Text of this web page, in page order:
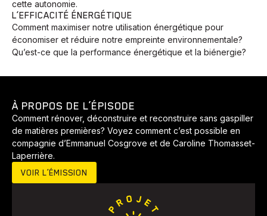
Bingo
cette autonomie.
L’EFFICACITÉ ÉNERGÉTIQUE
Comment maximiser notre utilisation énergétique pour
économiser et réduire notre empreinte environnementale?
Qu’est-ce que la performance énergétique et la biénergie?
À PROPOS DE L’ÉPISODE
Comment rénover, déconstruire et reconstruire sans gaspiller
de matières premières? Voyez comment c’est possible en
compagnie d’Emmanuel Cosgrove et de Caroline Thomasset-
Laperrière.
VOIR L’ÉMISSION